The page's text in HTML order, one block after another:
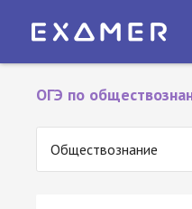
ОГЭ по
Обществознание